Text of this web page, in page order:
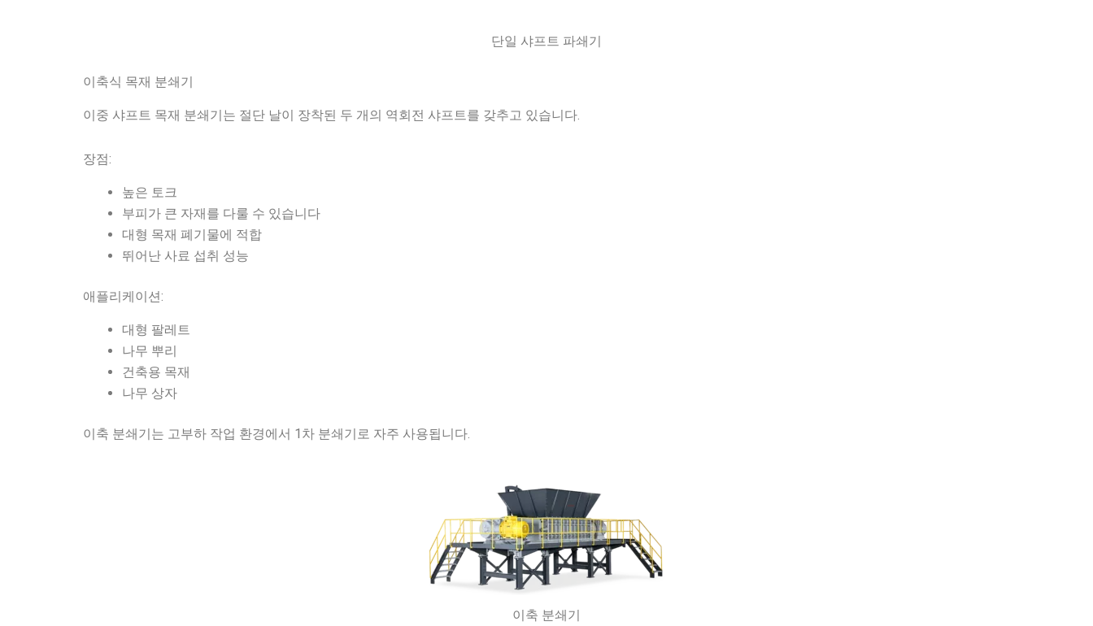
단일 샤프트 파쇄기
이축식 목재 분쇄기
이중 샤프트 목재 분쇄기는 절단 날이 장착된 두 개의 역회전 샤프트를 갖추고 있습니다.
장점:
높은 토크
부피가 큰 자재를 다룰 수 있습니다
대형 목재 폐기물에 적합
뛰어난 사료 섭취 성능
애플리케이션:
대형 팔레트
나무 뿌리
건축용 목재
나무 상자
이축 분쇄기는 고부하 작업 환경에서 1차 분쇄기로 자주 사용됩니다.
이축 분쇄기